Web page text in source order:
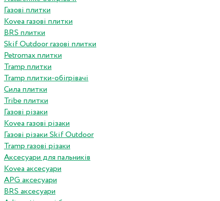
Газові плитки
Kovea газові плитки
BRS плитки
Skif Outdoor газові плитки
Petromax плитки
Tramp плитки
Tramp плитки-обігрівачі
Сила плитки
Tribe плитки
Газові різаки
Kovea газові різаки
Газові різаки Skif Outdoor
Tramp газові різаки
Аксесуари для пальників
Kovea аксесуари
APG аксесуари
BRS аксесуари